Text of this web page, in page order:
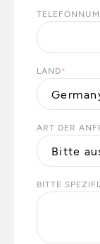
LAND*
ART DER
BITTE